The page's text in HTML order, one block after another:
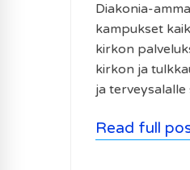
Diakonia-
kampukset
kirkon
kirkon ja
ja
Read full